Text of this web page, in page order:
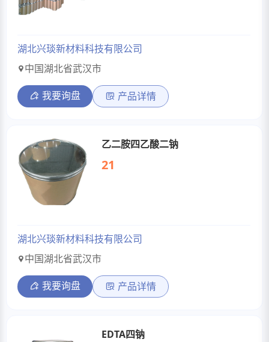
湖北兴琰新材料科技有限公司
中国湖北省武汉市
我要询盘 产品详情
乙二胺四乙酸二钠
21
湖北兴琰新材料科技有限公司
中国湖北省武汉市
我要询盘 产品详情
EDTA四钠